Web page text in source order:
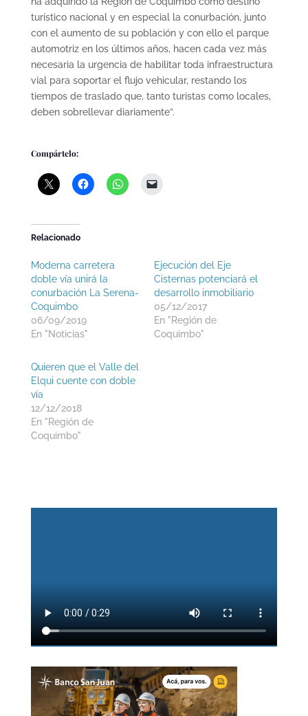
turístico nacional y en especial la conurbación, junto
con el aumento de su población y con ello el parque
automotriz en los últimos años, hacen cada vez más
necesaria la urgencia de habilitar toda infraestructura
vial para soportar el flujo vehicular, restando los
tiempos de traslado que, tanto turistas como locales,
deben sobrellevar diariamente”.
Compártelo:
Relacionado
Moderna carretera
doble vía unirá la
conurbación La Serena-
Coquimbo
06/09/2019
En "Noticias"
Ejecución del Eje
Cisternas potenciará el
desarrollo inmobiliario
05/12/2017
En "Región de
Coquimbo"
Quieren que el Valle del
Elqui cuente con doble
vía
12/12/2018
En "Región de
Coquimbo"